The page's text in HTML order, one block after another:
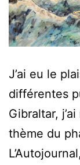
J’ai eu le
différentes
Gibraltar,
thème du